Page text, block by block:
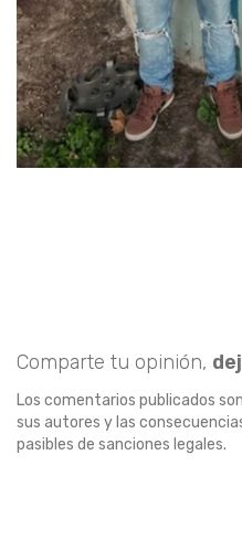
Comparte tu opinión,
Los comentarios publicados
sus autores y las
pasibles de sanciones legales.